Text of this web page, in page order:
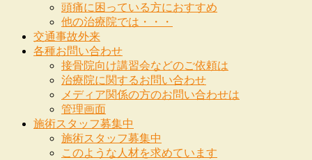
頭痛に困っている方におすすめ
他の治療院では・・・
交通事故外来
各種お問い合わせ
接骨院向け講習会などのご依頼は
治療院に関するお問い合わせ
メディア関係の方のお問い合わせは
管理画面
施術スタッフ募集中
施術スタッフ募集中
このような人材を求めています